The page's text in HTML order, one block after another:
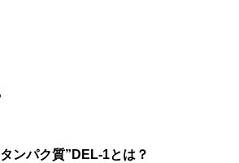
ンパク質”DEL-1とは？